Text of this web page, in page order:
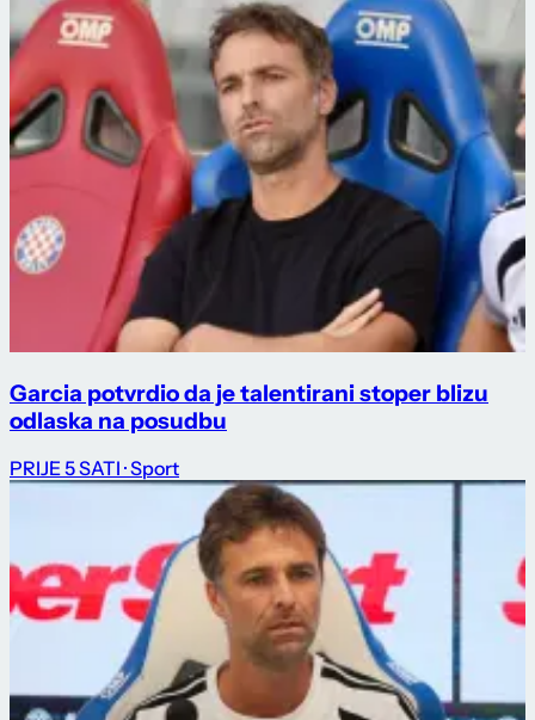
Garcia potvrdio da je talentirani stoper blizu
odlaska na posudbu
PRIJE 5 SATI · Sport